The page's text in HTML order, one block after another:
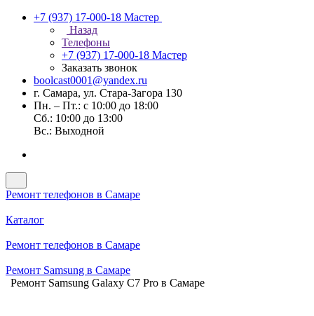
+7 (937) 17-000-18 Мастер
Назад
Телефоны
+7 (937) 17-000-18 Мастер
Заказать звонок
boolcast0001@yandex.ru
г. Самара, ул. Стара-Загора 130
Пн. – Пт.: с 10:00 до 18:00
Сб.: 10:00 до 13:00
Вс.: Выходной
Ремонт телефонов в Самаре
Каталог
Ремонт телефонов в Самаре
Ремонт Samsung в Самаре
Ремонт Samsung Galaxy C7 Pro в Самаре